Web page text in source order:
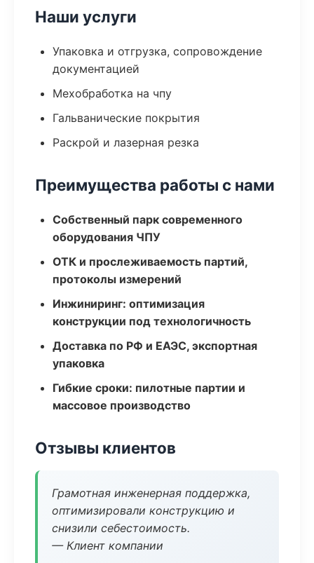
Наши услуги
Упаковка и отгрузка, сопровождение
документацией
Мехобработка на чпу
Гальванические покрытия
Раскрой и лазерная резка
Преимущества работы с нами
Собственный парк современного
оборудования ЧПУ
ОТК и прослеживаемость партий,
протоколы измерений
Инжиниринг: оптимизация
конструкции под технологичность
Доставка по РФ и ЕАЭС, экспортная
упаковка
Гибкие сроки: пилотные партии и
массовое производство
Отзывы клиентов
Грамотная инженерная поддержка,
оптимизировали конструкцию и
снизили себестоимость.
— Клиент компании